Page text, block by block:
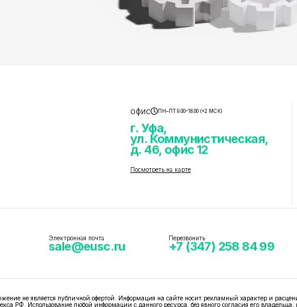
офис ПН–ПТ 9.00–18.00 (+2 МСК)
г. Уфа,
ул. Коммунистическая,
д. 46, офис 12
Посмотреть на карте
Электронная почта
sale@eusc.ru
Перезвонить
+7 (347) 258 84 99
не является публичной офертой. Информация на сайте носит рекламный характер и
РФ. Использование любой информации с данного ресурса, без явного согласия его владельца,